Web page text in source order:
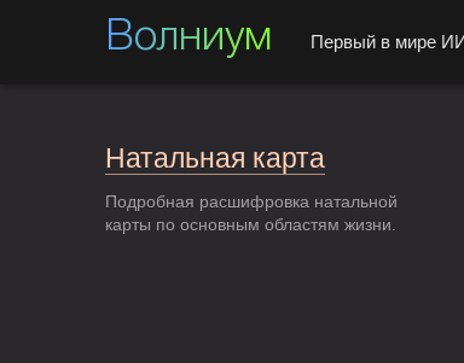
Волниум Первый в мире
Натальная карта
Подробная расшифровка натальной
карты по основным областям жизни.